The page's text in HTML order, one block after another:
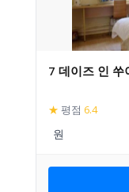
7 데이즈 인 쑤
★ 평점 6.4